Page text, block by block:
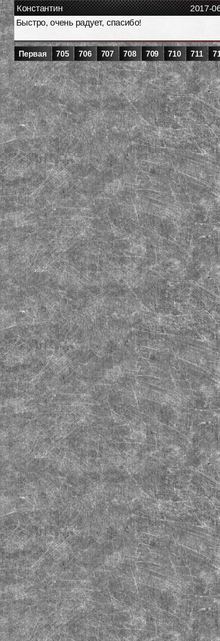
2017-
Константин
Быстро, очень радует, спасибо!
Первая 705 706 707 708 709 710 711